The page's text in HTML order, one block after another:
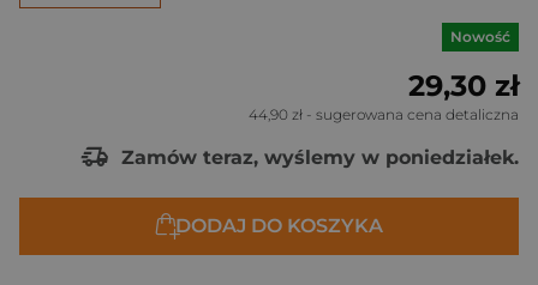
Nowość
29,30 zł
44,90 zł - sugerowana cena detaliczna
Zamów teraz, wyślemy w poniedziałek.
DODAJ DO KOSZYKA